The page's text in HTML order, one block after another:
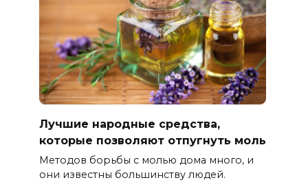
Лучшие народные средства,
которые позволяют отпугнуть моль
Методов борьбы с молью дома много, и
они известны большинству людей.